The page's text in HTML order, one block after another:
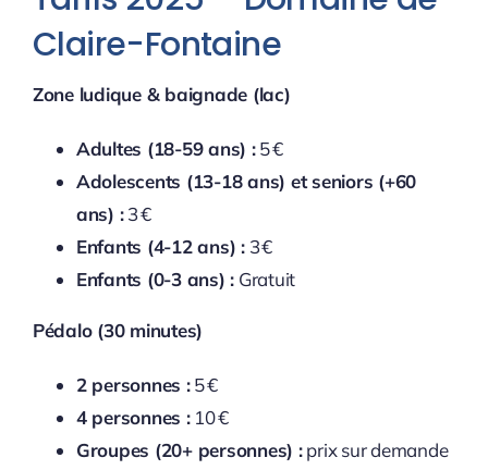
Claire-Fontaine
Zone ludique & baignade (lac)
Adultes (18-59 ans) :5 €
Adolescents (13-18 ans) et seniors (+60
ans) :3 €
Enfants (4-12 ans) :3 €
Enfants (0-3 ans) : Gratuit
Pédalo (30 minutes)
2 personnes :5 €
4 personnes :10 €
Groupes (20+ personnes) :prix sur demande